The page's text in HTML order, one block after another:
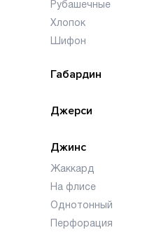
Рубашечные
Хлопок
Шифон
Габардин
Джерси
Джинс
Жаккард
На флисе
Однотонный
Перфорация